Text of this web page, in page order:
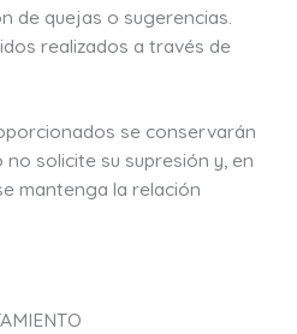
de quejas o sugerencias.
realizados a través de
se conservarán
solicite su supresión y, en
mantenga la relación